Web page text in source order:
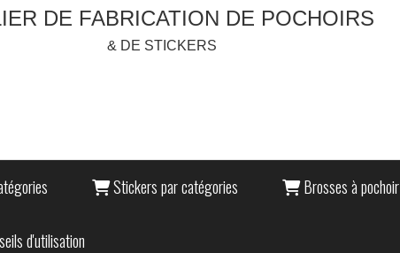
DE FABRICATION DE POCHOIRS
& DE STICKERS
Stickers par catégories Brosses à pochoir
d'utilisation